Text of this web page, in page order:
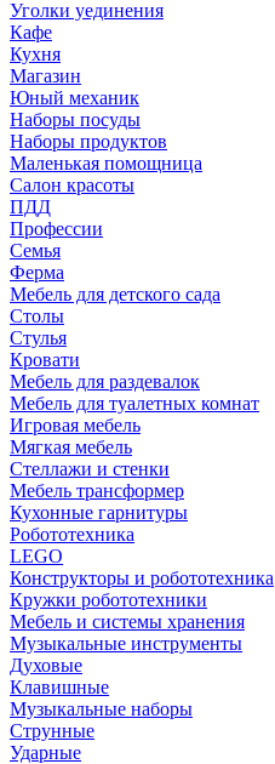
Уголки уединения
Кафе
Кухня
Магазин
Юный механик
Наборы посуды
Наборы продуктов
Маленькая помощница
Салон красоты
ПДД
Профессии
Семья
Ферма
Мебель для детского сада
Столы
Cтулья
Кровати
Мебель для раздевалок
Мебель для туалетных комнат
Игровая мебель
Мягкая мебель
Стеллажи и стенки
Мебель трансформер
Кухонные гарнитуры
Робототехника
LEGO
Конструкторы и робототехника
Кружки робототехники
Мебель и системы хранения
Музыкальные инструменты
Духовые
Клавишные
Музыкальные наборы
Струнные
Ударные